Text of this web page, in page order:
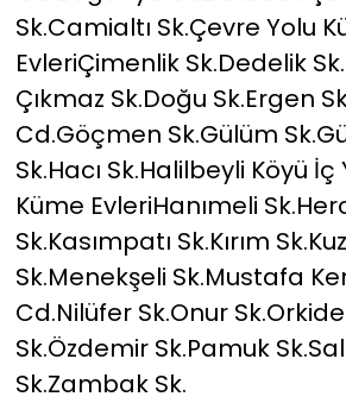
Sk.Camialtı Sk.Çevre Yolu
EvleriÇimenlik Sk.Dedelik
Çıkmaz Sk.Doğu Sk.Ergen
Cd.Göçmen Sk.Gülüm
Sk.Hacı Sk.Halilbeyli Köyü
Küme EvleriHanımeli
Sk.Kasımpatı Sk.Kırım
Sk.Menekşeli Sk.Mustafa
Cd.Nilüfer Sk.Onur
Sk.Özdemir Sk.Pamuk
Sk.Zambak Sk.